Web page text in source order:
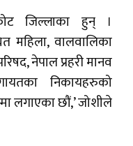
जिल्लाका हुन् ।
महिला, वालवालिका
नेपाल प्रहरी मानव
निकायहरुको
लगाएका छौं,’ जोशीले